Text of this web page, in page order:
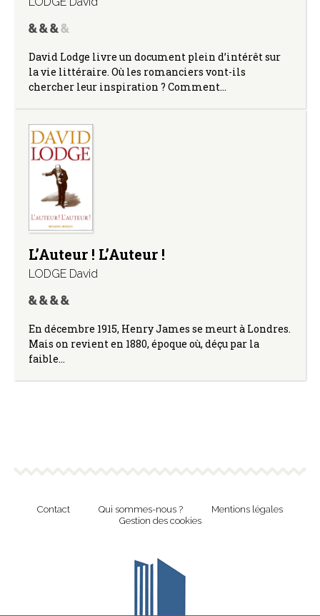
David Lodge livre un document plein d’intérêt sur
la vie littéraire. Où les romanciers vont-ils
chercher leur inspiration ? Comment…
L’Auteur ! L’Auteur !
LODGE David
En décembre 1915, Henry James se meurt à Londres.
Mais on revient en 1880, époque où, déçu par la
faible…
Contact Qui sommes-nous ?
Mentions légales
Gestion des cookies